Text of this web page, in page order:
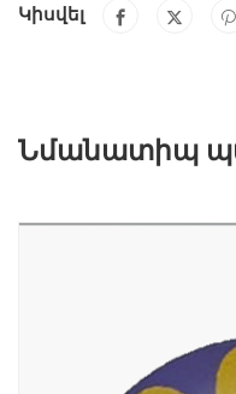
Կիսվել
Նմանատիպ